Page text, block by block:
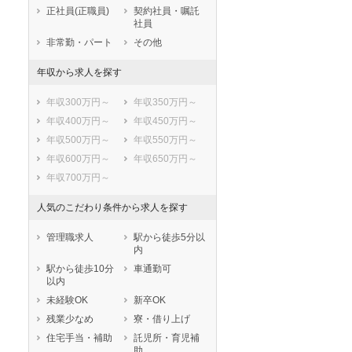
正社員(正職員)
契約社員・嘱託
社員
非常勤・パート
その他
年収から求人を探す
年収300万円～
年収350万円～
年収400万円～
年収450万円～
年収500万円～
年収550万円～
年収600万円～
年収650万円～
年収700万円～
人気のこだわり条件から求人を探す
管理職求人
駅から徒歩5分以
内
駅から徒歩10分
以内
車通勤可
未経験OK
新卒OK
残業少なめ
寮・借り上げ
住宅手当・補助
託児所・育児補